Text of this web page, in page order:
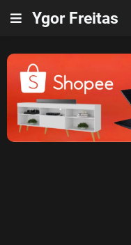
Ygor Freitas